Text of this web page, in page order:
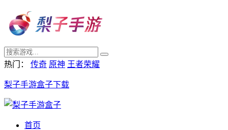
热门： 传奇 原神 王者荣耀
梨子手游盒子下载
首页